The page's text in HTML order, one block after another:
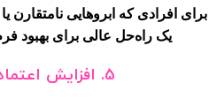
برای افرادی که ابروهایی نامتقارن
یک راه‌حل عالی برای بهبود
5. افزایش